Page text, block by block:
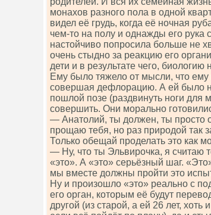
монахов разного пола в одной
видел её грудь, когда её ночная
чем-то на полу и однажды его рука
настойчиво попросила больше не
очень стыдно за реакцию его
дети и в результате чего,
Ему было тяжело от мысли, что ему
совершая дефлорацию. А ей было
пошлой позе (раздвинуть ноги для
совершить. Они морально
— Анатолий, ты должен, ты просто
прощаю тебя, но раз природой так
Только обещай проделать это как
— Ну, что ты Эльвирочка, я считаю
«это». А «это» серьёзный шаг.
мы вместе должны пройти это
Ну и произошло «это» реально с
его орган, которым её будут
другой (из старой, а ей 26 лет,